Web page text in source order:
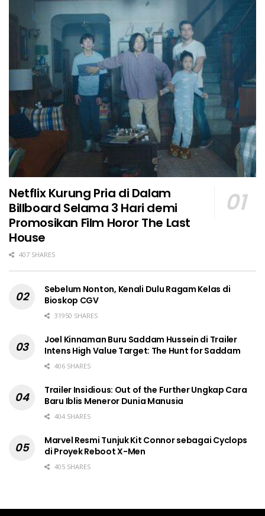
Netflix Kurung Pria di Dalam
Billboard Selama 3 Hari demi
Promosikan Film Horor The Last
House
407 SHARES
Sebelum Nonton, Kenali Dulu Ragam Kelas di
Bioskop CGV
31950 SHARES
Joel Kinnaman Buru Saddam Hussein di Trailer
Intens High Value Target: The Hunt for Saddam
406 SHARES
Trailer Insidious: Out of the Further Ungkap Cara
Baru Iblis Meneror Dunia Manusia
404 SHARES
Marvel Resmi Tunjuk Kit Connor sebagai Cyclops
di Proyek Reboot X-Men
405 SHARES